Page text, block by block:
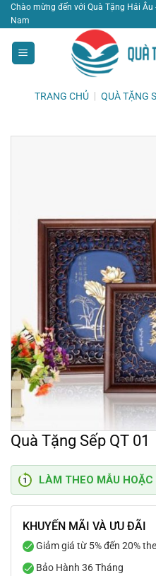
Bỏ
qua
nội
dung
Chào mừng đến với Quà Tặng Hải
Nam
TRANG CHỦ QUÀ TẶNG
Quà Tặng Sếp QT 01
LÀM THEO MẪU HOẶC
KHUYẾN MÃI VÀ ƯU ĐÃI
Giảm giá từ 5% đến 20%
Bảo Hành 36 Tháng